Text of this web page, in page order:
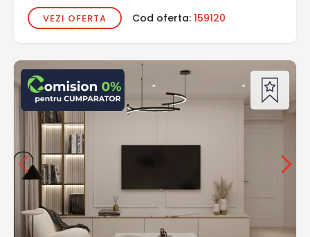
VEZI OFERTA
Cod oferta: 159120